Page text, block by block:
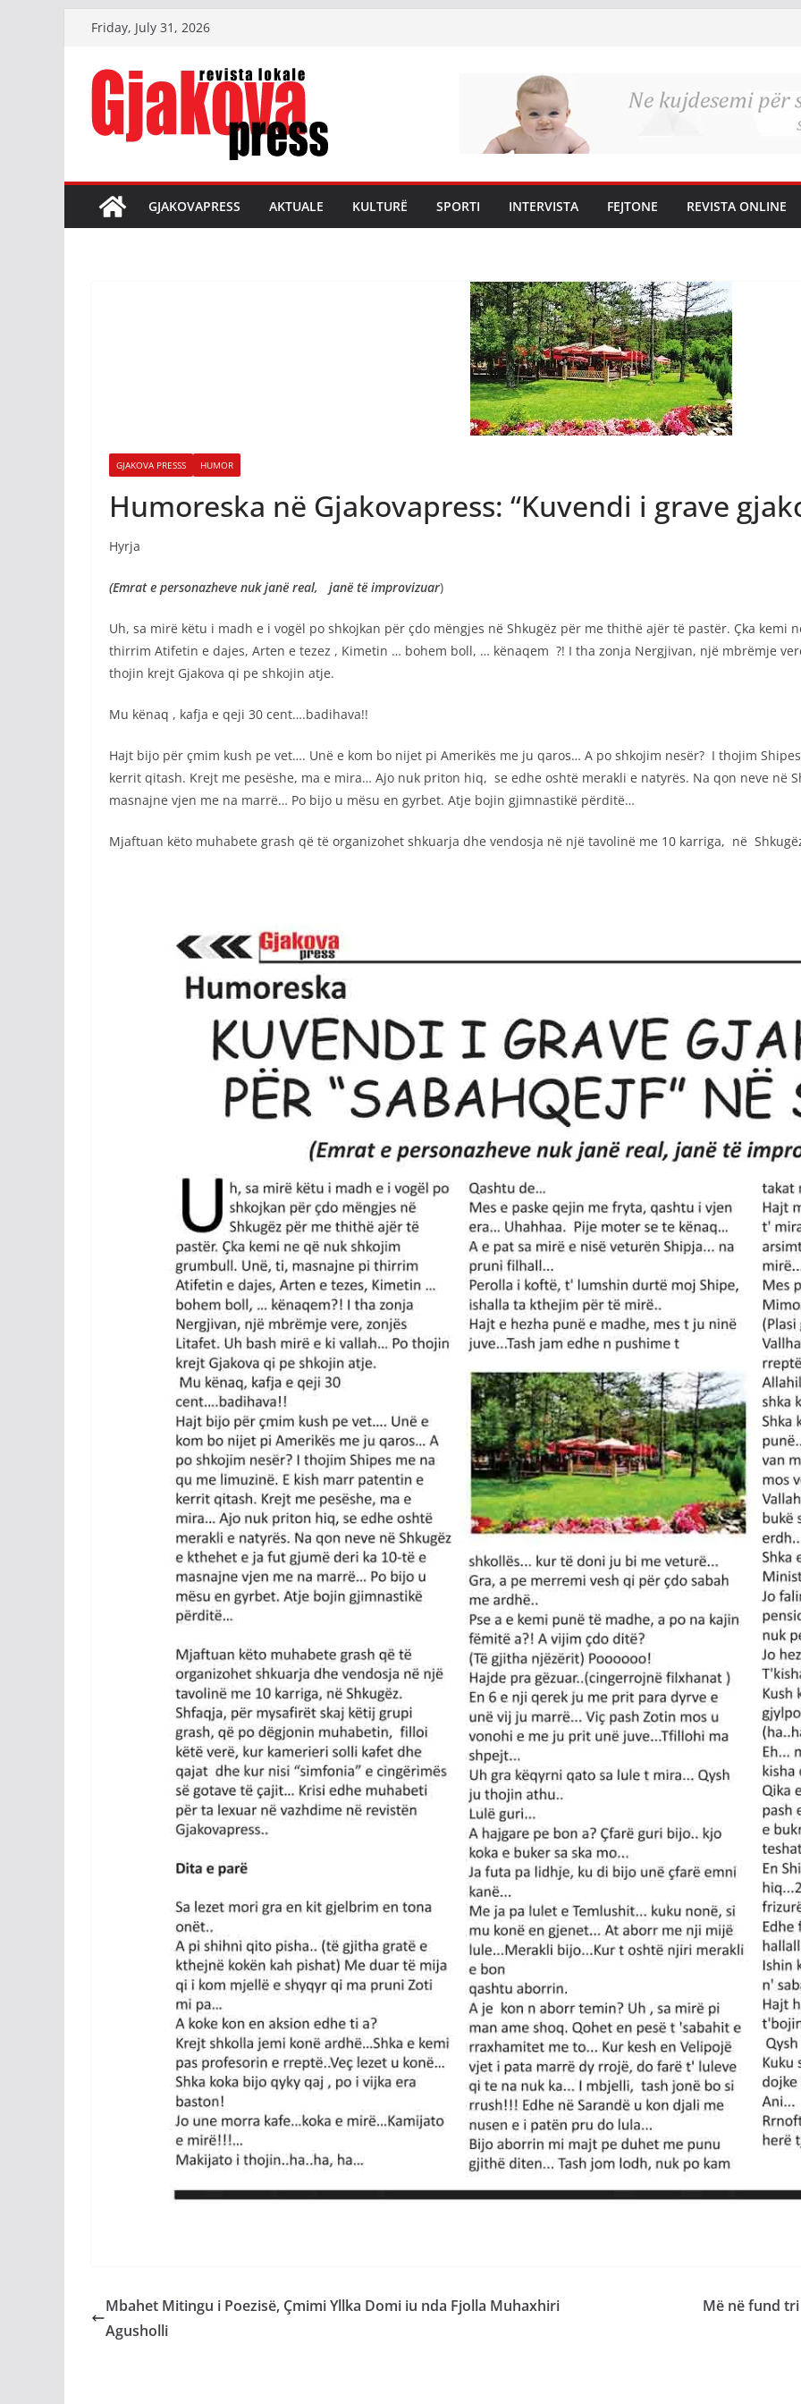
content
Friday, July 31, 2026
GJAKOVAPRESS AKTUALE KULTURË SPORTI INTERVISTA FEJTONE REVISTA ONLINE
GJAKOVA PRESSS HUMOR
Humoreska në Gjakovapress: “Kuvendi i grave
Hyrja
(Emrat e personazheve nuk janë real, janë të improvizuar)
Uh, sa mirë këtu i madh e i vogël po shkojkan për çdo mëngjes në Shkugëz për me thithë ajër të pastër. Çka
thirrim Atifetin e dajes, Arten e tezez , Kimetin … bohem boll, … kënaqem ?! I tha zonja Nergjivan, një mbrëmje
thojin krejt Gjakova qi pe shkojin atje.
Mu kënaq , kafja e qeji 30 cent….badihava!!
Hajt bijo për çmim kush pe vet…. Unë e kom bo nijet pi Amerikës me ju qaros… A po shkojim nesër? I thojim
kerrit qitash. Krejt me pesëshe, ma e mira… Ajo nuk priton hiq, se edhe oshtë merakli e natyrës. Na qon neve në
masnajne vjen me na marrë… Po bijo u mësu en gyrbet. Atje bojin gjimnastikë përditë…
Mjaftuan këto muhabete grash që të organizohet shkuarja dhe vendosja në një tavolinë me 10 karriga, në
Mbahet Mitingu i Poezisë, Çmimi Yllka Domi iu nda Fjolla Muhaxhiri
Agusholli
Më në fund